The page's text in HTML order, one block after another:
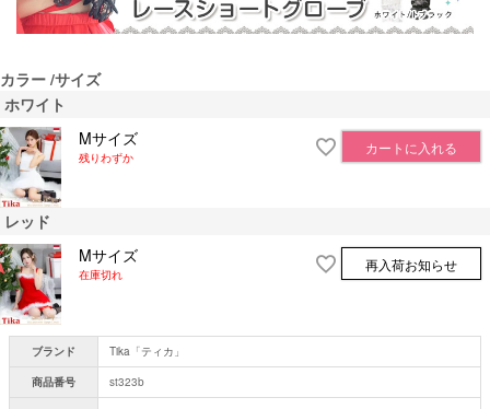
カラー サイズ
ホワイト
Mサイズ
残りわずか
カートに入れる
レッド
Mサイズ
在庫切れ
再入荷お知らせ
ブランド
Tika「ティカ」
商品番号
st323b